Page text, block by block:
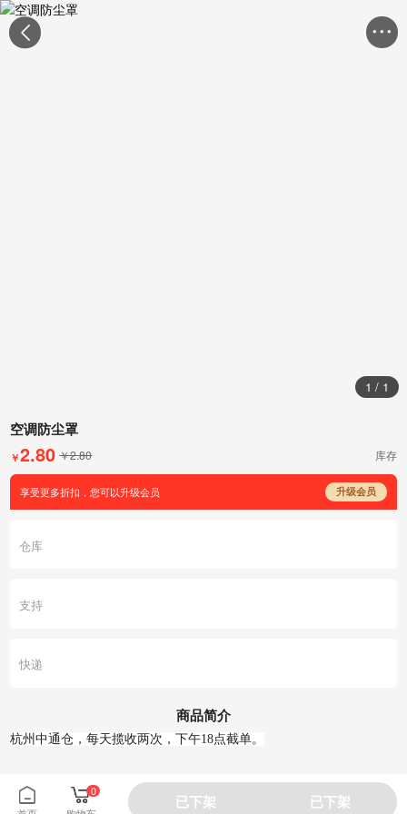
 
1 / 1
空调防尘罩
￥2.80 ￥2.80 库存
享受更多折扣，您可以升级会员 升级会员
仓库
支持
快递
商品简介
杭州中通仓，每天揽收两次，下午18点截单。
0
已下架 已下架